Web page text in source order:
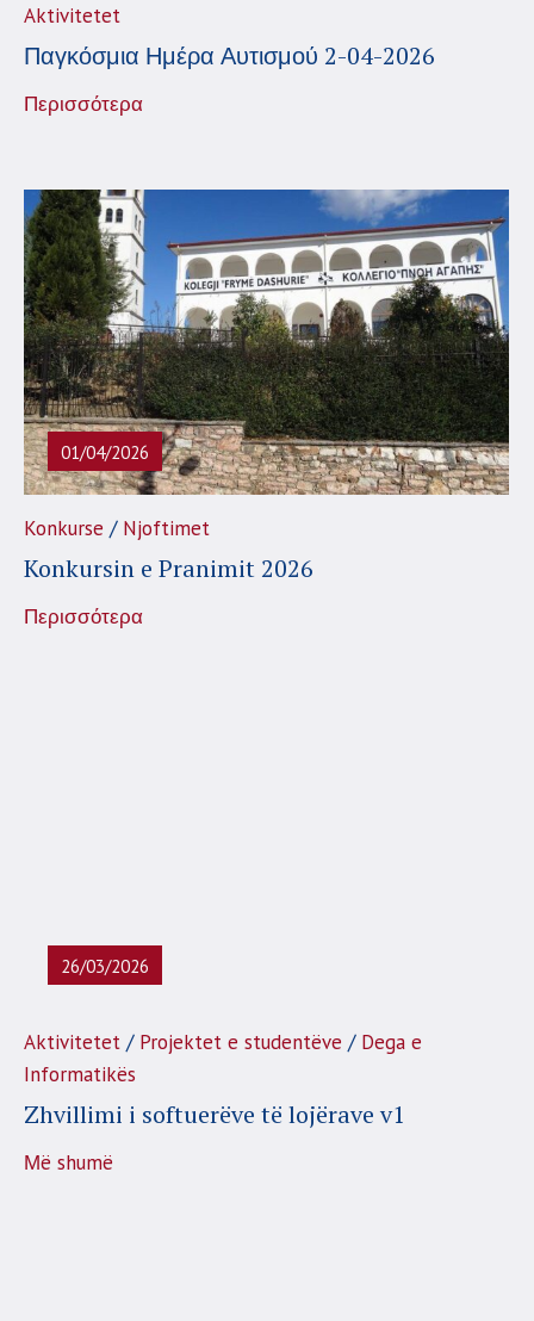
Aktivitetet
Παγκόσμια Ημέρα Αυτισμού 2-04-2026
Περισσότερα
01/04/2026
Konkurse / Njoftimet
Konkursin e Pranimit 2026
Περισσότερα
26/03/2026
Aktivitetet/ Projektet e studentëve / Dega e
Informatikës
Zhvillimi i softuerëve të lojërave v1
Μë shumë